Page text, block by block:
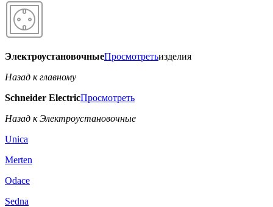
ЭлектроустановочныеПросмотретьизделия
Назад к главному
Schneider ElectricПросмотреть
Назад к Электроустановочные
Unica
Merten
Odace
Sedna